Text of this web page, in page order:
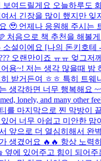
보여드릴게요 오늘하루도
서 긴장을 많이 했지만 잊
🥹 언제나 응원해 주시는
처음으로 책 추천을 해볼
소설이에요 [나의 돈키호테
오랜만이죠 ㅠㅠ 엊그저
용~! 저는 생각 많을때 밤
받거든여 ㅎㅎ 특히 트웨
생각하면 너무 행복해요
lonely, and many other
를 마지막으로 찐 막방이
어 너무 아쉽고 미안한 맘
앞으로 더 열심히해서 완
생겼어요 🔥🔥 항상 노력
옆에 있어주고 힘이 되어